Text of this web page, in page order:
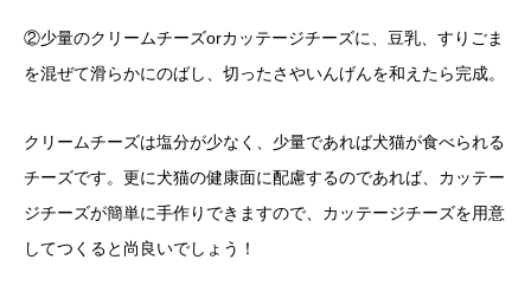
②少量のクリームチーズorカッテージチーズに、豆乳、すりごま
を混ぜて滑らかにのばし、切ったさやいんげんを和えたら完成。
クリームチーズは塩分が少なく、少量であれば犬猫が食べられる
チーズです。更に犬猫の健康面に配慮するのであれば、カッテー
ジチーズが簡単に手作りできますので、カッテージチーズを用意
してつくると尚良いでしょう！